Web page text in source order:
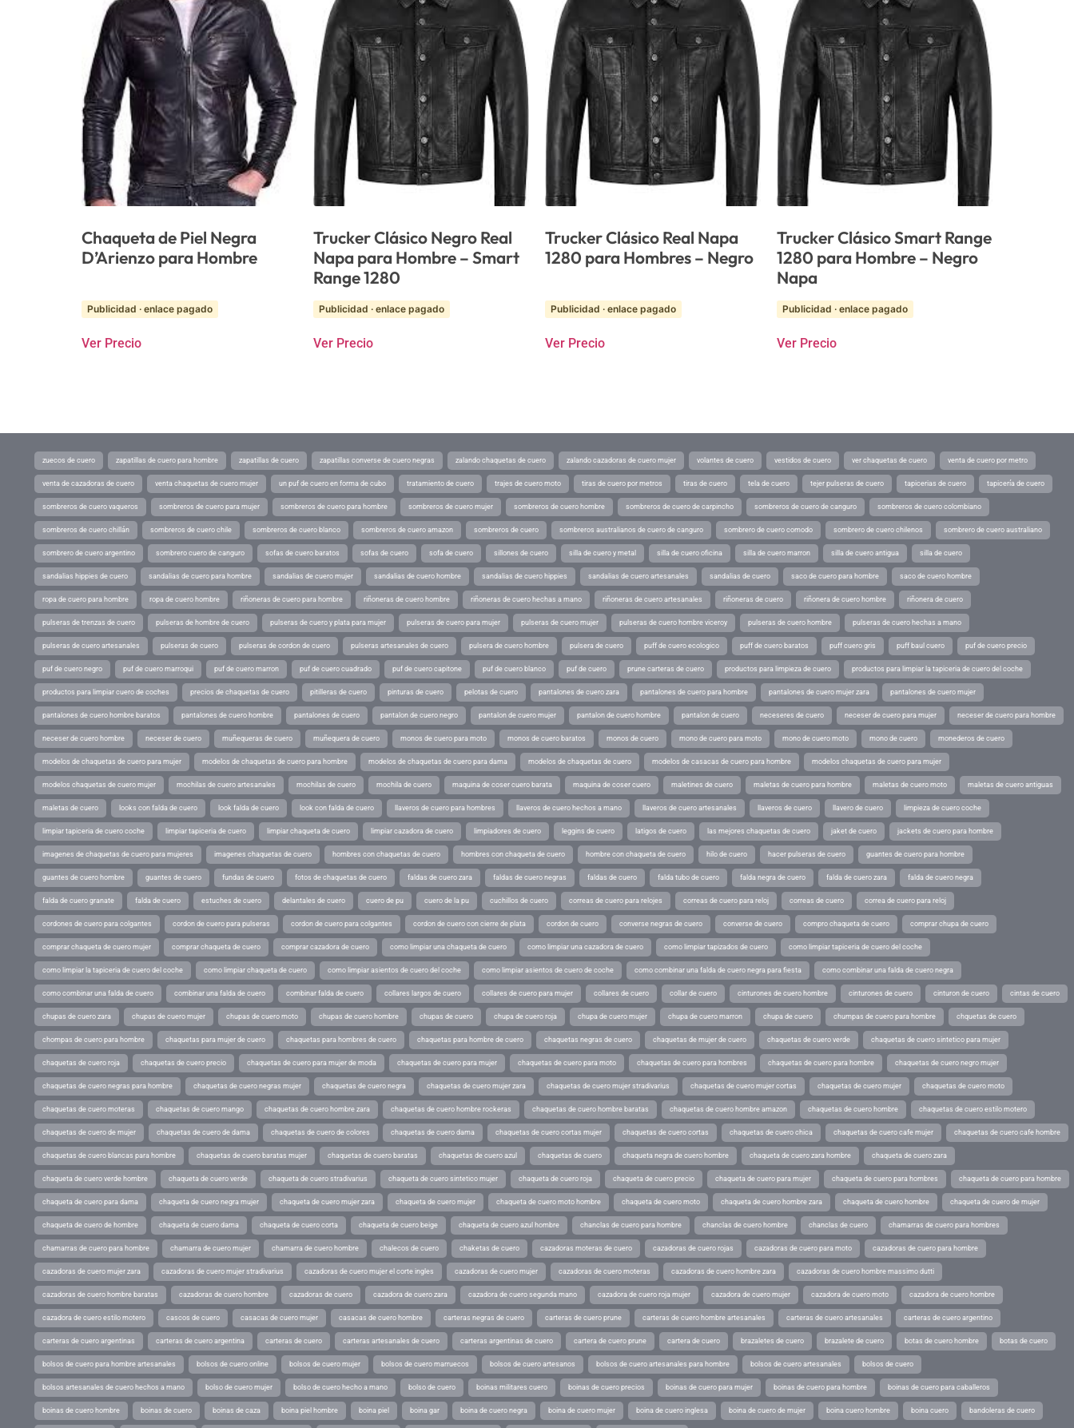
Chaqueta de Piel Negra
D’Arienzo para Hombre
Publicidad · enlace pagado
Ver Precio
Trucker Clásico Negro Real
Napa para Hombre – Smart
Range 1280
Publicidad · enlace pagado
Ver Precio
Trucker Clásico Real Napa
1280 para Hombres – Negro
Publicidad · enlace pagado
Ver Precio
Trucker Clásico Smart Range
1280 para Hombre – Negro
Napa
Publicidad · enlace pagado
Ver Precio
zuecos de cuero zapatillas de cuero para hombre zapatillas de cuero zapatillas converse de cuero negras zalando chaquetas de cuero zalando cazadoras de cuero mujer volantes de cuero vestidos de cuero ver chaquetas de cuero venta de cuero por metro
venta de cazadoras de cuero venta chaquetas de cuero mujer un puf de cuero en forma de cubo tratamiento de cuero trajes de cuero moto tiras de cuero por metros tiras de cuero tela de cuero tejer pulseras de cuero tapicerias de cuero tapicería de cuero
sombreros de cuero vaqueros sombreros de cuero para mujer sombreros de cuero para hombre sombreros de cuero mujer sombreros de cuero hombre sombreros de cuero de carpincho sombreros de cuero de canguro sombreros de cuero colombiano
sombreros de cuero chillán sombreros de cuero chile sombreros de cuero blanco sombreros de cuero amazon sombreros de cuero sombreros australianos de cuero de canguro sombrero de cuero comodo sombrero de cuero chilenos sombrero de cuero australiano
sombrero de cuero argentino sombrero cuero de canguro sofas de cuero baratos sofas de cuero sofa de cuero sillones de cuero silla de cuero y metal silla de cuero oficina silla de cuero marron silla de cuero antigua silla de cuero
sandalias hippies de cuero sandalias de cuero para hombre sandalias de cuero mujer sandalias de cuero hombre sandalias de cuero hippies sandalias de cuero artesanales sandalias de cuero saco de cuero para hombre saco de cuero hombre
ropa de cuero para hombre ropa de cuero hombre riñoneras de cuero para hombre riñoneras de cuero hombre riñoneras de cuero hechas a mano riñoneras de cuero artesanales riñoneras de cuero riñonera de cuero hombre riñonera de cuero
pulseras de trenzas de cuero pulseras de hombre de cuero pulseras de cuero y plata para mujer pulseras de cuero para mujer pulseras de cuero mujer pulseras de cuero hombre viceroy pulseras de cuero hombre pulseras de cuero hechas a mano
pulseras de cuero artesanales pulseras de cuero pulseras de cordon de cuero pulseras artesanales de cuero pulsera de cuero hombre pulsera de cuero puff de cuero ecologico puff de cuero baratos puff cuero gris puff baul cuero puf de cuero precio
puf de cuero negro puf de cuero marroqui puf de cuero marron puf de cuero cuadrado puf de cuero capitone puf de cuero blanco puf de cuero prune carteras de cuero productos para limpieza de cuero productos para limpiar la tapiceria de cuero del coche
productos para limpiar cuero de coches precios de chaquetas de cuero pitilleras de cuero pinturas de cuero pelotas de cuero pantalones de cuero zara pantalones de cuero para hombre pantalones de cuero mujer zara pantalones de cuero mujer
pantalones de cuero hombre baratos pantalones de cuero hombre pantalones de cuero pantalon de cuero negro pantalon de cuero mujer pantalon de cuero hombre pantalon de cuero neceseres de cuero neceser de cuero para mujer neceser de cuero para hombre
neceser de cuero hombre neceser de cuero muñequeras de cuero muñequera de cuero monos de cuero para moto monos de cuero baratos monos de cuero mono de cuero para moto mono de cuero moto mono de cuero monederos de cuero
modelos de chaquetas de cuero para mujer modelos de chaquetas de cuero para hombre modelos de chaquetas de cuero para dama modelos de chaquetas de cuero modelos de casacas de cuero para hombre modelos chaquetas de cuero para mujer
modelos chaquetas de cuero mujer mochilas de cuero artesanales mochilas de cuero mochila de cuero maquina de coser cuero barata maquina de coser cuero maletines de cuero maletas de cuero para hombre maletas de cuero moto maletas de cuero antiguas
maletas de cuero looks con falda de cuero look falda de cuero look con falda de cuero llaveros de cuero para hombres llaveros de cuero hechos a mano llaveros de cuero artesanales llaveros de cuero llavero de cuero limpieza de cuero coche
limpiar tapiceria de cuero coche limpiar tapiceria de cuero limpiar chaqueta de cuero limpiar cazadora de cuero limpiadores de cuero leggins de cuero latigos de cuero las mejores chaquetas de cuero jaket de cuero jackets de cuero para hombre
imagenes de chaquetas de cuero para mujeres imagenes chaquetas de cuero hombres con chaquetas de cuero hombres con chaqueta de cuero hombre con chaqueta de cuero hilo de cuero hacer pulseras de cuero guantes de cuero para hombre
guantes de cuero hombre guantes de cuero fundas de cuero fotos de chaquetas de cuero faldas de cuero zara faldas de cuero negras faldas de cuero falda tubo de cuero falda negra de cuero falda de cuero zara falda de cuero negra
falda de cuero granate falda de cuero estuches de cuero delantales de cuero cuero de pu cuero de la pu cuchillos de cuero correas de cuero para relojes correas de cuero para reloj correas de cuero correa de cuero para reloj
cordones de cuero para colgantes cordon de cuero para pulseras cordon de cuero para colgantes cordon de cuero con cierre de plata cordon de cuero converse negras de cuero converse de cuero compro chaqueta de cuero comprar chupa de cuero
comprar chaqueta de cuero mujer comprar chaqueta de cuero comprar cazadora de cuero como limpiar una chaqueta de cuero como limpiar una cazadora de cuero como limpiar tapizados de cuero como limpiar tapiceria de cuero del coche
como limpiar la tapiceria de cuero del coche como limpiar chaqueta de cuero como limpiar asientos de cuero del coche como limpiar asientos de cuero de coche como combinar una falda de cuero negra para fiesta como combinar una falda de cuero negra
como combinar una falda de cuero combinar una falda de cuero combinar falda de cuero collares largos de cuero collares de cuero para mujer collares de cuero collar de cuero cinturones de cuero hombre cinturones de cuero cinturon de cuero cintas de cuero
chupas de cuero zara chupas de cuero mujer chupas de cuero moto chupas de cuero hombre chupas de cuero chupa de cuero roja chupa de cuero mujer chupa de cuero marron chupa de cuero chumpas de cuero para hombre chquetas de cuero
chompas de cuero para hombre chaquetas para mujer de cuero chaquetas para hombres de cuero chaquetas para hombre de cuero chaquetas negras de cuero chaquetas de mujer de cuero chaquetas de cuero verde chaquetas de cuero sintetico para mujer
chaquetas de cuero roja chaquetas de cuero precio chaquetas de cuero para mujer de moda chaquetas de cuero para mujer chaquetas de cuero para moto chaquetas de cuero para hombres chaquetas de cuero para hombre chaquetas de cuero negro mujer
chaquetas de cuero negras para hombre chaquetas de cuero negras mujer chaquetas de cuero negra chaquetas de cuero mujer zara chaquetas de cuero mujer stradivarius chaquetas de cuero mujer cortas chaquetas de cuero mujer chaquetas de cuero moto
chaquetas de cuero moteras chaquetas de cuero mango chaquetas de cuero hombre zara chaquetas de cuero hombre rockeras chaquetas de cuero hombre baratas chaquetas de cuero hombre amazon chaquetas de cuero hombre chaquetas de cuero estilo motero
chaquetas de cuero de mujer chaquetas de cuero de dama chaquetas de cuero de colores chaquetas de cuero dama chaquetas de cuero cortas mujer chaquetas de cuero cortas chaquetas de cuero chica chaquetas de cuero cafe mujer chaquetas de cuero cafe hombre
chaquetas de cuero blancas para hombre chaquetas de cuero baratas mujer chaquetas de cuero baratas chaquetas de cuero azul chaquetas de cuero chaqueta negra de cuero hombre chaqueta de cuero zara hombre chaqueta de cuero zara
chaqueta de cuero verde hombre chaqueta de cuero verde chaqueta de cuero stradivarius chaqueta de cuero sintetico mujer chaqueta de cuero roja chaqueta de cuero precio chaqueta de cuero para mujer chaqueta de cuero para hombres chaqueta de cuero para hombre
chaqueta de cuero para dama chaqueta de cuero negra mujer chaqueta de cuero mujer zara chaqueta de cuero mujer chaqueta de cuero moto hombre chaqueta de cuero moto chaqueta de cuero hombre zara chaqueta de cuero hombre chaqueta de cuero de mujer
chaqueta de cuero de hombre chaqueta de cuero dama chaqueta de cuero corta chaqueta de cuero beige chaqueta de cuero azul hombre chanclas de cuero para hombre chanclas de cuero hombre chanclas de cuero chamarras de cuero para hombres
chamarras de cuero para hombre chamarra de cuero mujer chamarra de cuero hombre chalecos de cuero chaketas de cuero cazadoras moteras de cuero cazadoras de cuero rojas cazadoras de cuero para moto cazadoras de cuero para hombre
cazadoras de cuero mujer zara cazadoras de cuero mujer stradivarius cazadoras de cuero mujer el corte ingles cazadoras de cuero mujer cazadoras de cuero moteras cazadoras de cuero hombre zara cazadoras de cuero hombre massimo dutti
cazadoras de cuero hombre baratas cazadoras de cuero hombre cazadoras de cuero cazadora de cuero zara cazadora de cuero segunda mano cazadora de cuero roja mujer cazadora de cuero mujer cazadora de cuero moto cazadora de cuero hombre
cazadora de cuero estilo motero cascos de cuero casacas de cuero mujer casacas de cuero hombre carteras negras de cuero carteras de cuero prune carteras de cuero hombre artesanales carteras de cuero artesanales carteras de cuero argentino
carteras de cuero argentinas carteras de cuero argentina carteras de cuero carteras artesanales de cuero carteras argentinas de cuero cartera de cuero prune cartera de cuero brazaletes de cuero brazalete de cuero botas de cuero hombre botas de cuero
bolsos de cuero para hombre artesanales bolsos de cuero online bolsos de cuero mujer bolsos de cuero marruecos bolsos de cuero artesanos bolsos de cuero artesanales para hombre bolsos de cuero artesanales bolsos de cuero
bolsos artesanales de cuero hechos a mano bolso de cuero mujer bolso de cuero hecho a mano bolso de cuero boinas militares cuero boinas de cuero precios boinas de cuero para mujer boinas de cuero para hombre boinas de cuero para caballeros
boinas de cuero hombre boinas de cuero boinas de caza boina piel hombre boina piel boina gar boina de cuero negra boina de cuero mujer boina de cuero inglesa boina de cuero de mujer boina cuero hombre boina cuero bandoleras de cuero